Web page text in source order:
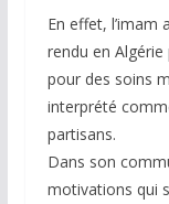
En effet, l’imam
rendu en Algérie
pour des soins
interprété
partisans.
Dans son
motivations qui